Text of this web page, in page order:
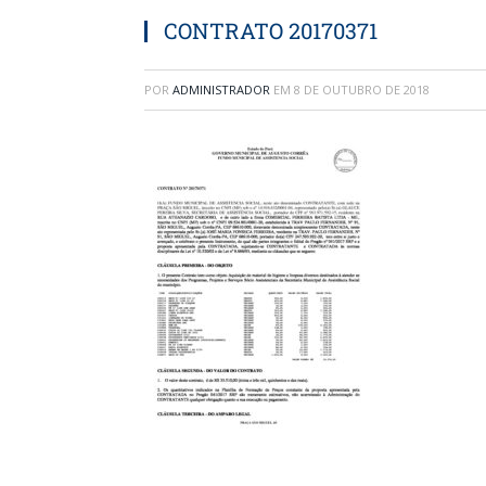
CONTRATO 20170371
POR ADMINISTRADOR EM 8 DE OUTUBRO DE 2018